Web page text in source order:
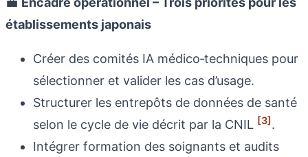
établissements japonais
Créer des comités IA médico‑techniques pour
sélectionner et valider les cas d’usage.
Structurer les entrepôts de données de santé
selon le cycle de vie décrit par la CNIL [3].
Intégrer formation des soignants et audits